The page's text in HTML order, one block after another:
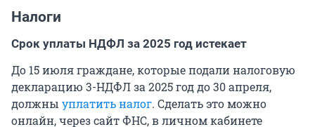
Налоги
Срок уплаты НДФЛ за 2025 год истекает
До 15 июля граждане, которые подали налоговую
декларацию 3-НДФЛ за 2025 год до 30 апреля,
должны уплатить налог. Сделать это можно
онлайн, через сайт ФНС, в личном кабинете